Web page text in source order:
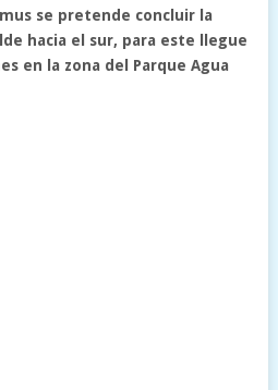
se pretende concluir la
hacia el sur, para este llegue
en la zona del Parque Agua